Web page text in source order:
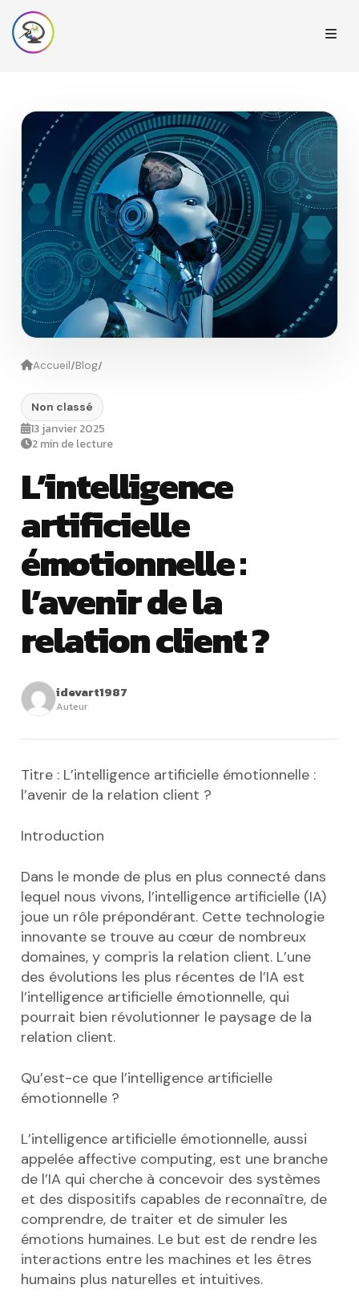
Accueil/Blog/
Non classé
13 janvier 2025
2 min de lecture
L’intelligence
artificielle
émotionnelle :
l’avenir de la
relation client ?
idevart1987
Auteur
Titre : L’intelligence artificielle émotionnelle :
l’avenir de la relation client ?
Introduction
Dans le monde de plus en plus connecté dans
lequel nous vivons, l’intelligence artificielle (IA)
joue un rôle prépondérant. Cette technologie
innovante se trouve au cœur de nombreux
domaines, y compris la relation client. L’une
des évolutions les plus récentes de l’IA est
l’intelligence artificielle émotionnelle, qui
pourrait bien révolutionner le paysage de la
relation client.
Qu’est-ce que l’intelligence artificielle
émotionnelle ?
L’intelligence artificielle émotionnelle, aussi
appelée affective computing, est une branche
de l’IA qui cherche à concevoir des systèmes
et des dispositifs capables de reconnaître, de
comprendre, de traiter et de simuler les
émotions humaines. Le but est de rendre les
interactions entre les machines et les êtres
humains plus naturelles et intuitives.